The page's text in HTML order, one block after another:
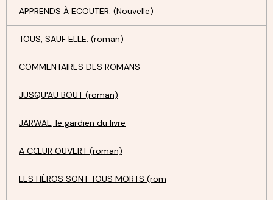
APPRENDS À ECOUTER. (Nouvelle)
TOUS, SAUF ELLE. (roman)
COMMENTAIRES DES ROMANS
JUSQU'AU BOUT (roman)
JARWAL, le gardien du livre
A CŒUR OUVERT (roman)
LES HÉROS SONT TOUS MORTS (rom